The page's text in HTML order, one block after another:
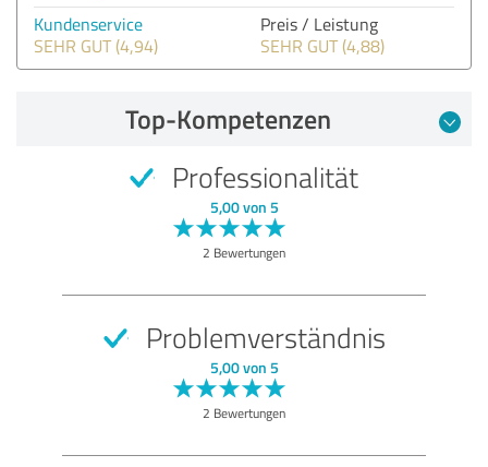
Kundenservice
SEHR GUT (4,94)
Preis / Leistung
SEHR GUT (4,88)
Top-Kompetenzen
Professionalität
5,00 von 5
2 Bewertungen
Problemverständnis
5,00 von 5
2 Bewertungen